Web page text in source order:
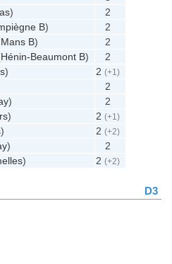
)
2
B)
2
B)
2
Hénin-Beaumont B)
2
) 2(+1)
2
)
2
) 2(+1)
) 2(+2)
)
2
) 2(+2)
D3